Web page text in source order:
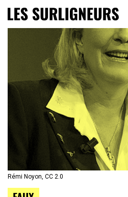
Rémi Noyon, CC 2.0